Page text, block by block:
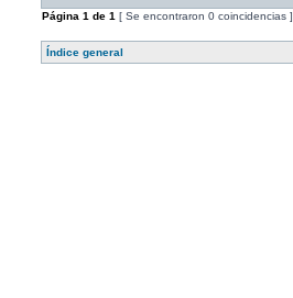
Página 1 de 1 [ Se encontraron 0 coincidencias ]
Índice general